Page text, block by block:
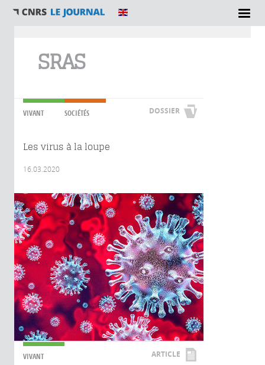
SRAS
VIVANT SOCIÉTÉS DOSSIER
Les virus à la loupe
16.03.2020
VIVANT ARTICLE